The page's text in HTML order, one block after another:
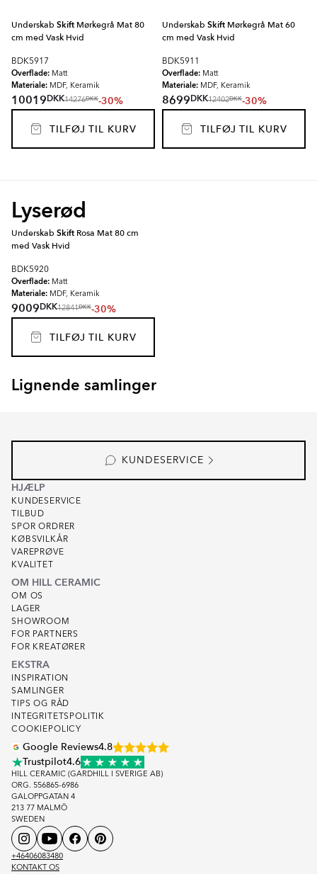
Underskab Skift Mørkegrå Mat 80
cm med Vask Hvid
BDK5917
Overflade: Matt
Materiale: MDF, Keramik
10019DKK14276DKK-30%
TILFØJ TIL KURV
Underskab Skift Mørkegrå Mat 60
cm med Vask Hvid
BDK5911
Overflade: Matt
Materiale: MDF, Keramik
8699DKK12402DKK-30%
TILFØJ TIL KURV
Lyserød
Underskab Skift Rosa Mat 80 cm
med Vask Hvid
BDK5920
Overflade: Matt
Materiale: MDF, Keramik
9009DKK12841DKK-30%
TILFØJ TIL KURV
Lignende samlinger
EKSKÄR TOPS
KUNDESERVICE
HJÆLP
KUNDESERVICE
TILBUD
SPOR ORDRER
KØBSVILKÅR
VAREPRØVE
KVALITET
OM HILL CERAMIC
OM OS
LAGER
SHOWROOM
FOR PARTNERS
FOR KREATØRER
EKSTRA
INSPIRATION
SAMLINGER
TIPS OG RÅD
INTEGRITETSPOLITIK
COOKIEPOLICY
Google Reviews4.8
Trustpilot4.6
HILL CERAMIC (GARDHILL I SVERIGE AB)
ORG. 556865-6986
GALOPPGATAN 4
213 77 MALMÖ
SWEDEN
+46406083480
KONTAKT OS